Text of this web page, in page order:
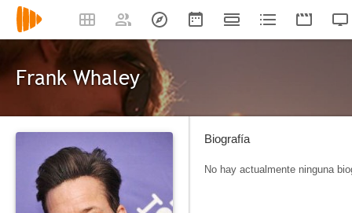
Frank Whaley
Biografía
No hay actualmente ninguna